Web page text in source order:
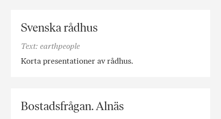
Svenska rådhus
Text: earthpeople
Korta presentationer av rådhus.
Bostadsfrågan. Alnäs